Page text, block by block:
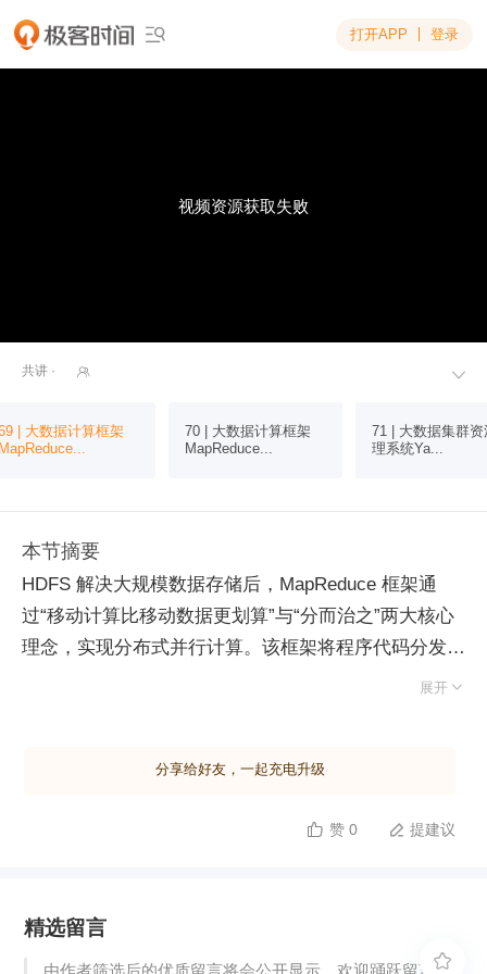
 打开APP 登录
视频资源获取失败

共讲 · 
| 大数据计算框架
70 | 大数据计算框架
MapReduce...
71 | 大数据集群资
理系统Ya...
本节摘要
HDFS 解决大规模数据存储后，MapReduce 框架通
过“移动计算比移动数据更划算”与“分而治之”两大核心
理念，实现分布式并行计算。该框架将程序代码分发至
分词输出“单词 -1"键值对；Reduce 函数接收相同单词
两阶段的输入输出格式：Map 输出为 Key-Value，
网络传输量。 执行流程上，输入数据被切分为多个分
片（Split），由多个 Map 任务并行处理。关键机制在
展开 
分享给好友，一起充电升级
 赞 0  提建议
精选留言
由作者筛选后的优质留言将会公开显示，欢迎踊跃留言。
